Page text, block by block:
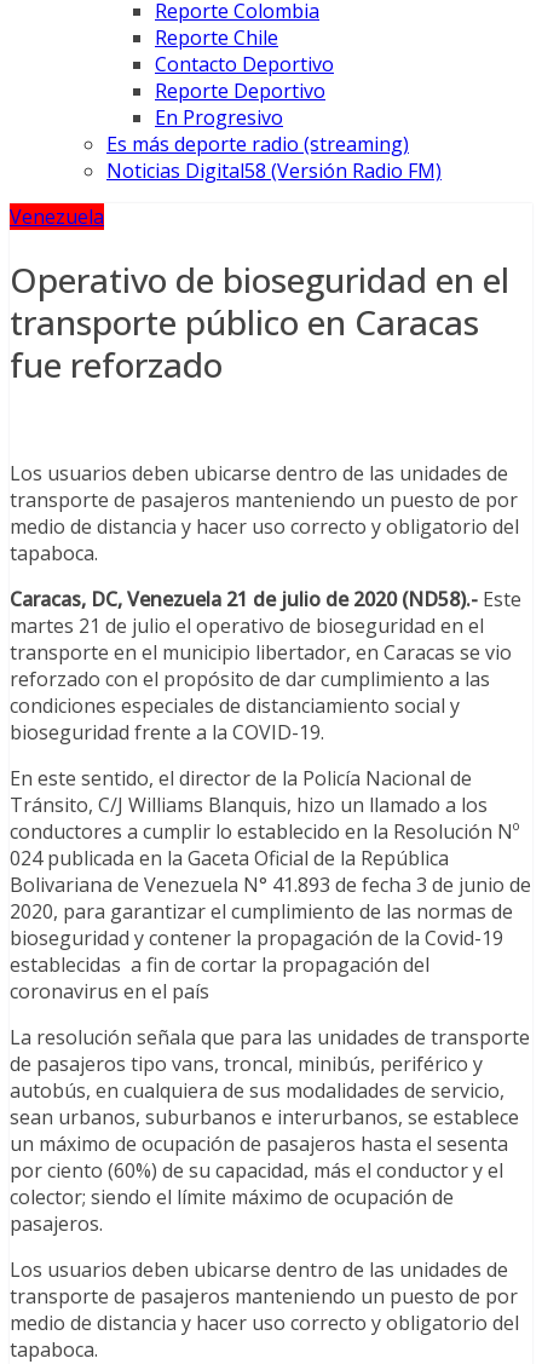
Reporte Colombia
Reporte Chile
Contacto Deportivo
Reporte Deportivo
En Progresivo
Es más deporte radio (streaming)
Noticias Digital58 (Versión Radio FM)
Venezuela
Operativo de bioseguridad en el
transporte público en Caracas
fue reforzado
Los usuarios deben ubicarse dentro de las unidades de
transporte de pasajeros manteniendo un puesto de por
medio de distancia y hacer uso correcto y obligatorio del
tapaboca.
Caracas, DC, Venezuela 21 de julio de 2020 (ND58).- Este
martes 21 de julio el operativo de bioseguridad en el
transporte en el municipio libertador, en Caracas se vio
reforzado con el propósito de dar cumplimiento a las
condiciones especiales de distanciamiento social y
bioseguridad frente a la COVID-19.
En este sentido, el director de la Policía Nacional de
Tránsito, C/J Williams Blanquis, hizo un llamado a los
conductores a cumplir lo establecido en la Resolución Nº
024 publicada en la Gaceta Oficial de la República
Bolivariana de Venezuela N° 41.893 de fecha 3 de junio de
2020, para garantizar el cumplimiento de las normas de
bioseguridad y contener la propagación de la Covid-19
establecidas a fin de cortar la propagación del
coronavirus en el país
La resolución señala que para las unidades de transporte
de pasajeros tipo vans, troncal, minibús, periférico y
autobús, en cualquiera de sus modalidades de servicio,
sean urbanos, suburbanos e interurbanos, se establece
un máximo de ocupación de pasajeros hasta el sesenta
por ciento (60%) de su capacidad, más el conductor y el
colector; siendo el límite máximo de ocupación de
pasajeros.
Los usuarios deben ubicarse dentro de las unidades de
transporte de pasajeros manteniendo un puesto de por
medio de distancia y hacer uso correcto y obligatorio del
tapaboca.